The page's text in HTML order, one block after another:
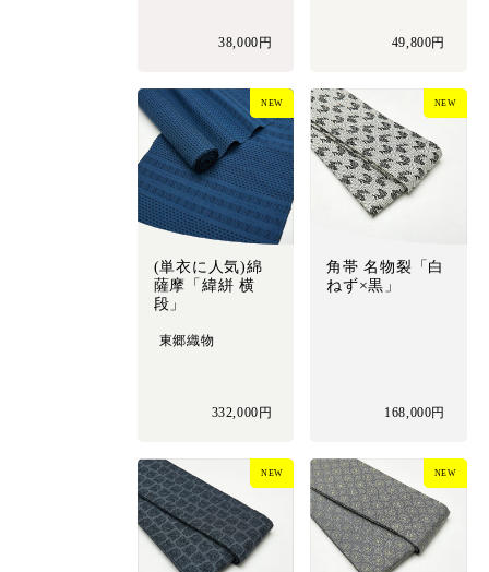
38,000円 49,800円
(単衣に人気)綿
薩摩「緯絣 横
段」
東郷織物
332,000円
NEW
角帯 名物裂「白
ねず×黒」
168,000円
NEW
NEW NEW